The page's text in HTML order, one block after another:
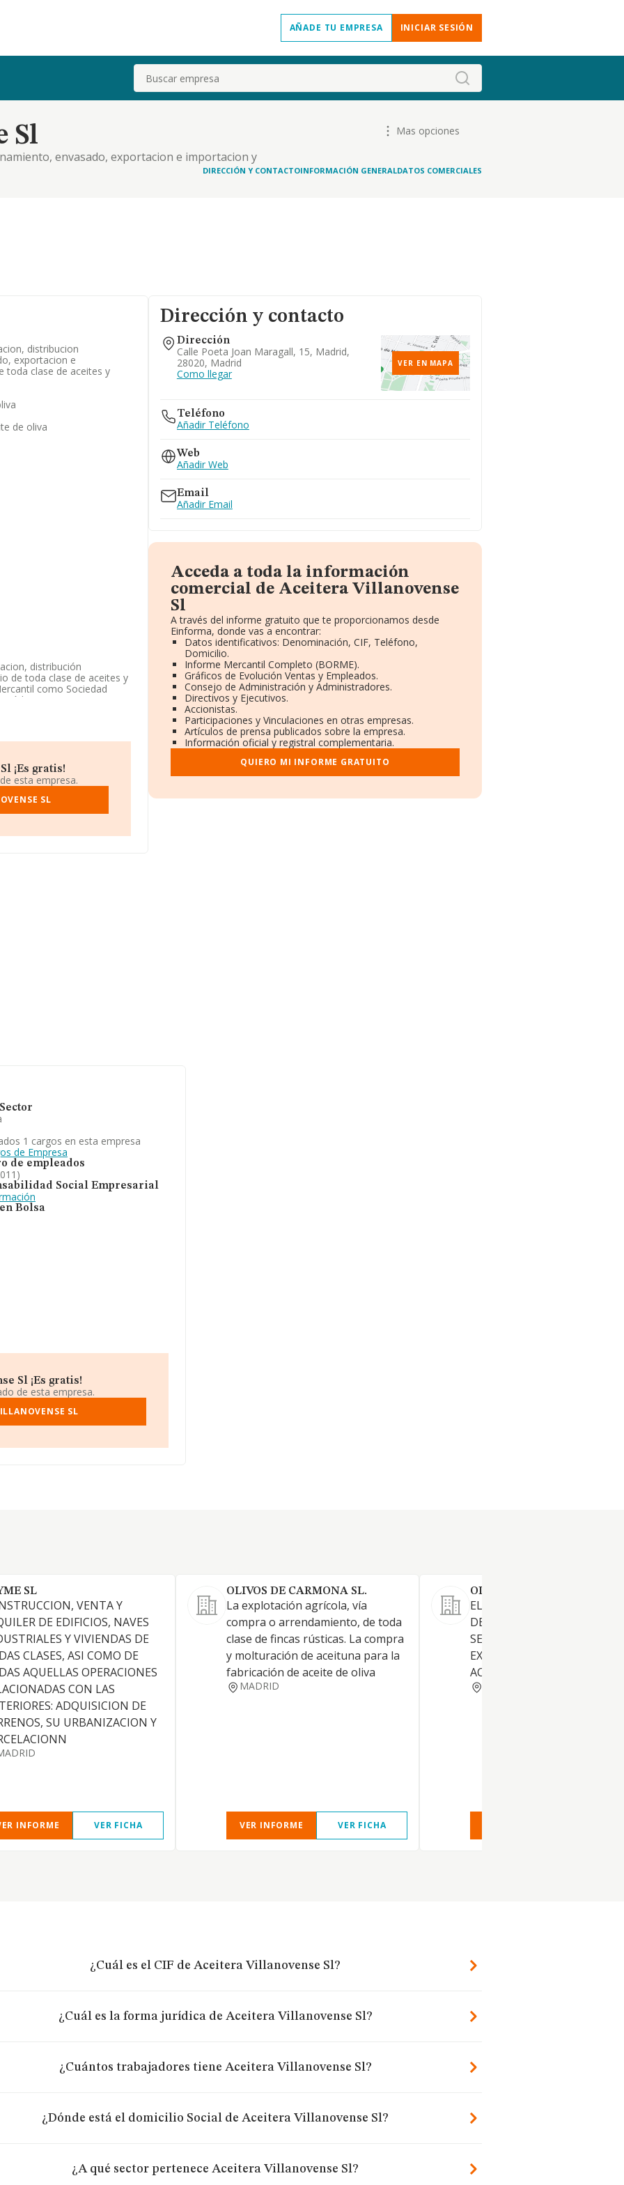
AÑADE TU EMPRESA INICIAR SESIÓN
Buscar
Sl
envasado, exportacion e importacion y
Mas opciones
DIRECCIÓN Y CONTACTOINFORMACIÓN GENERALDATOS COMERCIALES
distribucion
exportacion e
toda clase de aceites y
de oliva
distribución
de toda clase de aceites y
como Sociedad
1043. La empresa
a disposición de
de sector.
en Calle Poeta Joan
la facturación
de la facturación de
INFORMA aparecen 108
¡Es gratis!
esta empresa.
SL
Dirección y contacto
Dirección
Calle Poeta Joan Maragall, 15, Madrid,
28020, Madrid
Como llegar
VER EN MAPA
Teléfono
Añadir Teléfono
Web
Añadir Web
Email
Añadir Email
Acceda a toda la información
comercial de Aceitera Villanovense
Sl
A través del informe gratuito que te proporcionamos desde
Einforma, donde vas a encontrar:
Datos identificativos: Denominación, CIF, Teléfono,
Domicilio.
Informe Mercantil Completo (BORME).
Gráficos de Evolución Ventas y Empleados.
Consejo de Administración y Administradores.
Directivos y Ejecutivos.
Accionistas.
Participaciones y Vinculaciones en otras empresas.
Artículos de prensa publicados sobre la empresa.
Información oficial y registral complementaria.
QUIERO MI INFORME GRATUITO
1 cargos en esta empresa
de Empresa
de empleados
Social Empresarial
Bolsa
Sl ¡Es gratis!
de esta empresa.
SL
SL
VENTA Y
DE EDIFICIOS, NAVES
Y VIVIENDAS DE
CLASES, ASI COMO DE
AQUELLAS OPERACIONES
CON LAS
ADQUISICION DE
SU URBANIZACION Y
INFORME VER FICHA
OLIVOS DE CARMONA SL.
La explotación agrícola, vía
compra o arrendamiento, de toda
clase de fincas rústicas. La compra
y molturación de aceituna para la
fabricación de aceite de oliva
MADRID
VER INFORME VER FICHA
OLEUM LAGUNA SL.
ELABORACION Y
DE ACEIT DE OLIVA,
SEGUNDA EXTRACCION.
EXTRACCION DEL HUESO DE
ACEITUNA
¿Cuál es el CIF de Aceitera Villanovense Sl?
¿Cuál es la forma jurídica de Aceitera Villanovense Sl?
¿Cuántos trabajadores tiene Aceitera Villanovense Sl?
¿Dónde está el domicilio Social de Aceitera Villanovense Sl?
¿A qué sector pertenece Aceitera Villanovense Sl?